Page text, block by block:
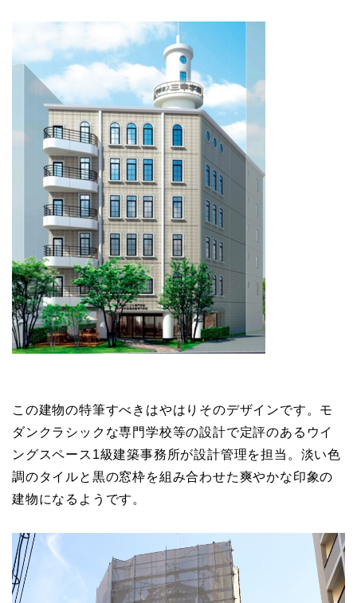
この建物の特筆すべきはやはりそのデザインです。モ
ダンクラシックな専門学校等の設計で定評のあるウイ
ングスペース1級建築事務所が設計管理を担当。淡い色
調のタイルと黒の窓枠を組み合わせた爽やかな印象の
建物になるようです。